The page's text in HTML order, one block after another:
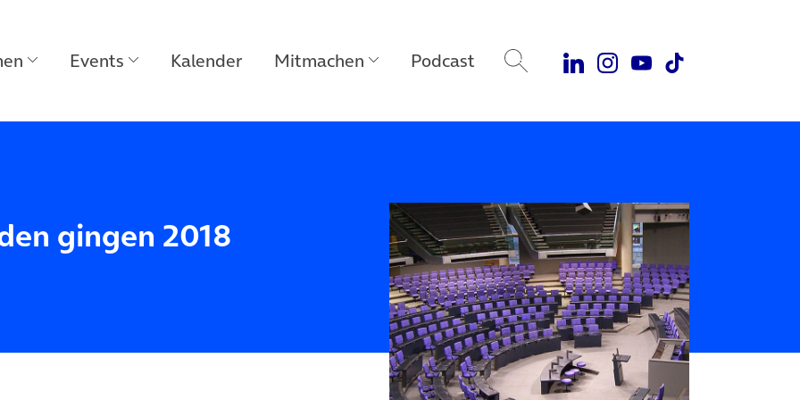
Events Kalender Mitmachen Podcast
gingen 2018